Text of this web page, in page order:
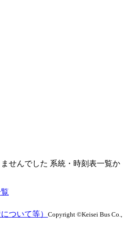
せんでした 系統・時刻表一覧か
ついて等） Copyright ©Keisei Bus Co.,